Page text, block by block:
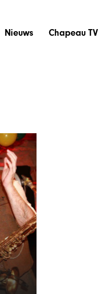
Nieuws Chapeau TV